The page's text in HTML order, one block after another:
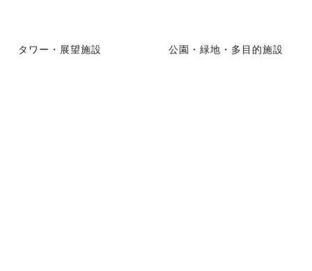
タワー・展望施設 公園・緑地・多目的施設